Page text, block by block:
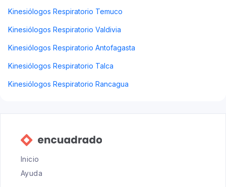
Kinesiólogos Respiratorio Temuco
Kinesiólogos Respiratorio Valdivia
Kinesiólogos Respiratorio Antofagasta
Kinesiólogos Respiratorio Talca
Kinesiólogos Respiratorio Rancagua
Inicio
Ayuda